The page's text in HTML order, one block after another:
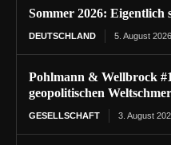
Sommer 2026: Eigentlich
DEUTSCHLAND 5. August 2026
Pohlmann & Wellbrock
geopolitischen
GESELLSCHAFT 3. August